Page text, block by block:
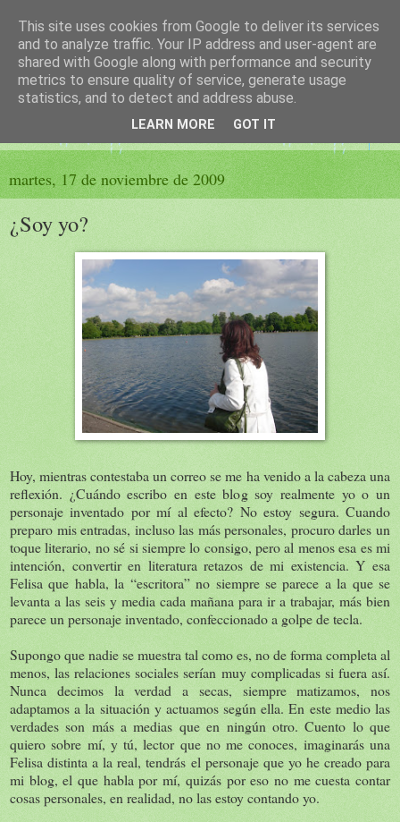
El sueño de las palabras
PÁGINA LITERARIA DE FELISA MORENO
martes, 17 de noviembre de 2009
¿Soy yo?
Hoy, mientras contestaba un correo se me ha venido a la cabeza una
reflexión. ¿Cuándo escribo en este blog soy realmente yo o un
personaje inventado por mí al efecto? No estoy segura. Cuando
preparo mis entradas, incluso las más personales, procuro darles un
toque literario, no sé si siempre lo consigo, pero al menos esa es mi
intención, convertir en literatura retazos de mi existencia. Y esa
Felisa que habla, la “escritora” no siempre se parece a la que se
levanta a las seis y media cada mañana para ir a trabajar, más bien
parece un personaje inventado, confeccionado a golpe de tecla.
Supongo que nadie se muestra tal como es, no de forma completa al
menos, las relaciones sociales serían muy complicadas si fuera así.
Nunca decimos la verdad a secas, siempre matizamos, nos
adaptamos a la situación y actuamos según ella. En este medio las
verdades son más a medias que en ningún otro. Cuento lo que
quiero sobre mí, y tú, lector que no me conoces, imaginarás una
Felisa distinta a la real, tendrás el personaje que yo he creado para
mi blog, el que habla por mí, quizás por eso no me cuesta contar
cosas personales, en realidad, no las estoy contando yo.
This site uses cookies from Google to deliver its services
and to analyze traffic. Your IP address and user-agent are
shared with Google along with performance and security
metrics to ensure quality of service, generate usage
statistics, and to detect and address abuse.
LEARN MORE GOT IT